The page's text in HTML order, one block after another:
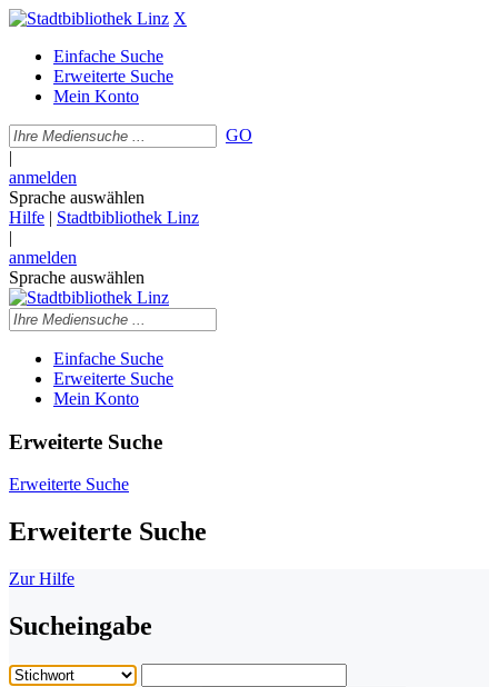
X
Einfache Suche
Erweiterte Suche
Mein Konto
GO
|
anmelden
Sprache auswählen
Hilfe | Stadtbibliothek Linz
|
anmelden
Sprache auswählen
Einfache Suche
Erweiterte Suche
Mein Konto
Erweiterte Suche
Erweiterte Suche
Erweiterte Suche
Zur Hilfe
Sucheingabe